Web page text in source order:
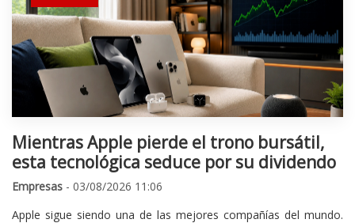
Mientras Apple pierde el trono bursátil,
esta tecnológica seduce por su dividendo
Empresas - 03/08/2026 11:06
Apple sigue siendo una de las mejores compañías del mundo.